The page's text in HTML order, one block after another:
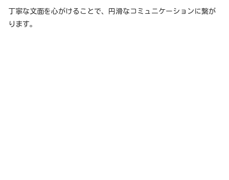
丁寧な文面を心がけることで、円滑なコミュニケーションに繋が
ります。